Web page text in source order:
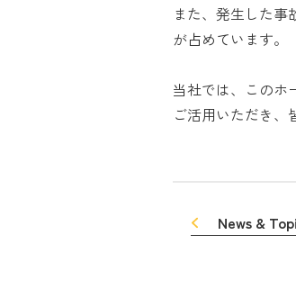
また、発生した
が占めています。
当社では、このホ
ご活用いただき、
News &